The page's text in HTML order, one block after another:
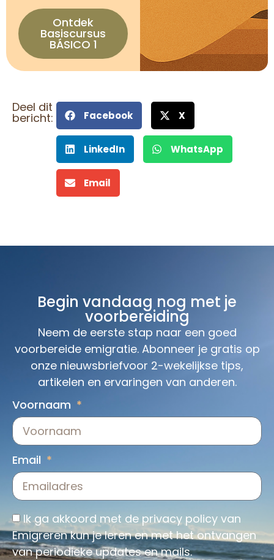
Ontdek
Basiscursus
BÁSICO 1
Deel dit
bericht: Facebook X
LinkedIn WhatsApp
Email
Begin vandaag nog met je
voorbereiding
Neem de eerste stap naar een goed
voorbereide emigratie. Abonneer je gratis op
onze nieuwsbriefvoor 2-wekelijkse tips,
artikelen en ervaringen van anderen.
Voornaam
Email
Ik ga akkoord met de privacy policy van
Emigreren kun je leren en met het ontvangen
van periodieke updates en mails.